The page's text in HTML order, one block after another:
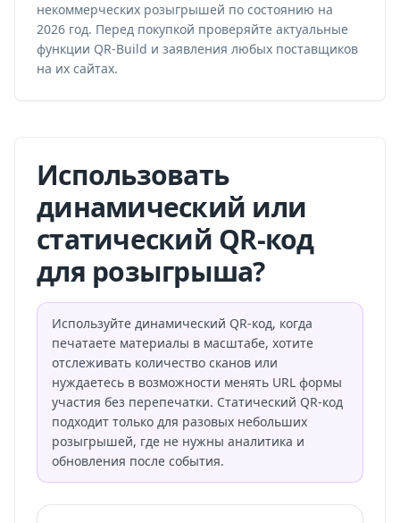
некоммерческих розыгрышей по состоянию на
2026 год. Перед покупкой проверяйте актуальные
функции QR-Build и заявления любых поставщиков
на их сайтах.
Использовать
динамический или
статический QR-код
для розыгрыша?
Используйте динамический QR-код, когда
печатаете материалы в масштабе, хотите
отслеживать количество сканов или
нуждаетесь в возможности менять URL формы
участия без перепечатки. Статический QR-код
подходит только для разовых небольших
розыгрышей, где не нужны аналитика и
обновления после события.